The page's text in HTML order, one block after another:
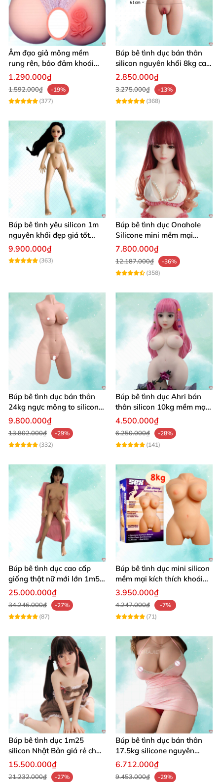
Âm đạo giả mông mềm
rung rên, bảo đảm khoái
cảm vượt trội
1.290.000₫
1.592.000₫
-19%
(377)
Búp bê tình dục bán thân
silicon nguyên khối 8kg cao
cấp mô phỏng người thật
2.850.000₫
3.275.000₫
-13%
(368)
Búp bê tình yêu silicon 1m
nguyên khối đẹp giá tốt
giao nhanh
9.900.000₫
(363)
Búp bê tình dục Onahole
Silicone mini mềm mại
54cm
7.800.000₫
12.187.000₫
-36%
(358)
Búp bê tình dục bán thân
24kg ngực mông to silicon y
tế siêu thật
9.800.000₫
13.802.000₫
-29%
(332)
Búp bê tình dục Ahri bán
thân silicon 10kg mềm mại
giá rẻ
4.500.000₫
6.250.000₫
-28%
(141)
Búp bê tình dục cao cấp
giống thật nữ mới lớn 1m50
silicon
25.000.000₫
34.246.000₫
-27%
(87)
Búp bê tình dục mini silicon
mềm mại kích thích khoái
cảm cực đỉnh
3.950.000₫
4.247.000₫
-7%
(71)
Búp bê tình dục 1m25
silicon Nhật Bản giá rẻ chất
lượng cao
15.500.000₫
21.232.000₫
-27%
Búp bê tình dục bán thân
17.5kg silicone nguyên
khối, mềm mại, giống thật,
chất lượng cao
6.712.000₫
9.453.000₫
-29%